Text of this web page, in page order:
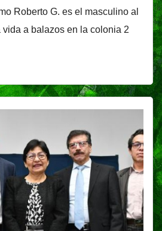
Roberto G. es el masculino al
a balazos en la colonia 2